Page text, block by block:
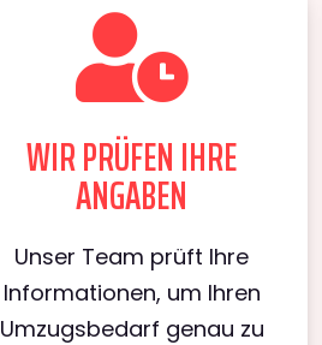
WIR PRÜFEN IHRE
ANGABEN
Unser Team prüft Ihre
Informationen, um Ihren
Umzugsbedarf genau zu